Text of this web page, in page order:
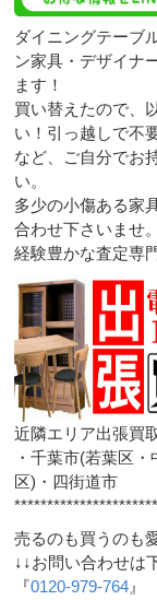
ダイニングテーブ
ン家具・デザイナ
ます！
買い替えたので、
い！引っ越しで不
など、ご自分でお
い。
多少の小傷ある家
合わせ下さいませ。
経験豊かな査定専
近隣エリア出張買
・千葉市(若葉区
区)・四街道市
売るのも買うのも
↓↓お問い合わせは
『0120-979-764』